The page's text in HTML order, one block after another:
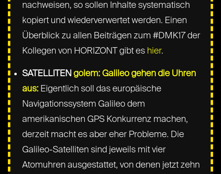
nachweisen, so sollen Inhalte systematisch
kopiert und wiederverwertet werden. Einen
Überblick zu allen Beiträgen zum #DMK17 der
Kollegen von HORIZONT gibt es hier.
SATELLITENgolem: Galileo gehen die Uhren
aus: Eigentlich soll das europäische
Navigationssystem Galileo dem
amerikanischen GPS Konkurrenz machen,
derzeit macht es aber eher Probleme. Die
Galileo-Satelliten sind jeweils mit vier
Atomuhren ausgestattet, von denen jetzt zehn